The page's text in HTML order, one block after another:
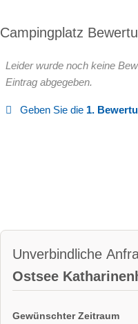
Campingplatz
Leider wurde noch keine
Eintrag abgegeben.
Geben Sie die 1.
Unverbindliche
Ostsee
Gewünschter Zeitraum